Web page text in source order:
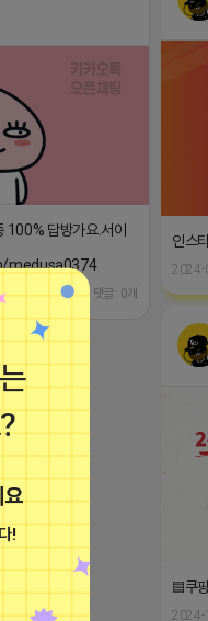
!
인스
2024-
답방가요.서이
medusa0374
댓글: 0개
▤쿠
2024-